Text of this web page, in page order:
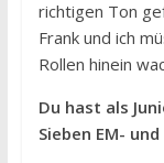
richtigen Ton
Frank und ich
Rollen hinein
Du hast als
Sieben EM-